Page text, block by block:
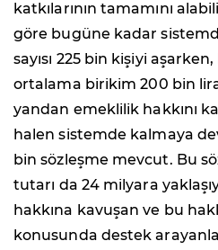
katkılarının tamamını
göre bugüne kadar
sayısı 225 bin kişiyi
ortalama birikim 200 bin
yandan emeklilik hakkını
halen sistemde kalmaya
bin sözleşme mevcut. Bu
tutarı da 24 milyara
hakkına kavuşan ve bu
konusunda destek